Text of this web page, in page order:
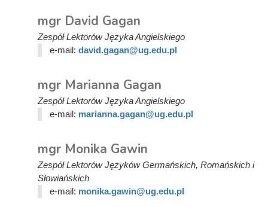
mgr David Gagan
Zespół Lektorów Języka Angielskiego
e-mail: david.gagan@ug.edu.pl
mgr Marianna Gagan
Zespół Lektorów Języka Angielskiego
e-mail: marianna.gagan@ug.edu.pl
mgr Monika Gawin
Zespół Lektorów Języków Germańskich, Romańskich i
Słowiańskich
e-mail: monika.gawin@ug.edu.pl